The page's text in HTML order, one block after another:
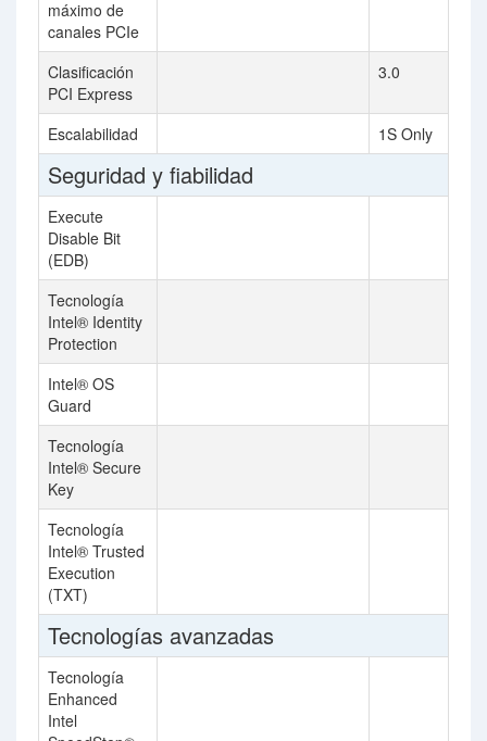
máximo de
canales PCIe
Clasificación
PCI Express
3.0
Escalabilidad 1S Only
Seguridad y fiabilidad
Execute
Disable Bit
(EDB)
Tecnología
Intel® Identity
Protection
Intel® OS
Guard
Tecnología
Intel® Secure
Key
Tecnología
Intel® Trusted
Execution
(TXT)
Tecnologías avanzadas
Tecnología
Enhanced
Intel